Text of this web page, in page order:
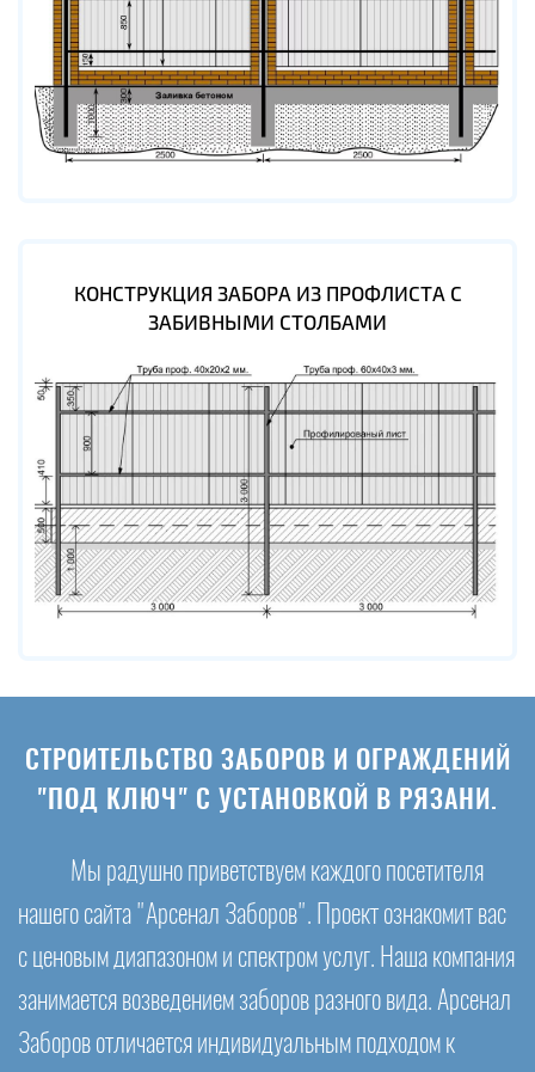
КОНСТРУКЦИЯ ЗАБОРА ИЗ ПРОФЛИСТА С
ЗАБИВНЫМИ СТОЛБАМИ
СТРОИТЕЛЬСТВО ЗАБОРОВ И ОГРАЖДЕНИЙ
"ПОД КЛЮЧ" С УСТАНОВКОЙ В РЯЗАНИ.
Мы радушно приветствуем каждого посетителя
нашего сайта "Арсенал Заборов". Проект ознакомит вас
с ценовым диапазоном и спектром услуг. Наша компания
занимается возведением заборов разного вида. Арсенал
Заборов отличается индивидуальным подходом к